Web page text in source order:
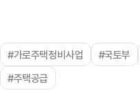
#가로주택정비사업 #국토부
#주택공급